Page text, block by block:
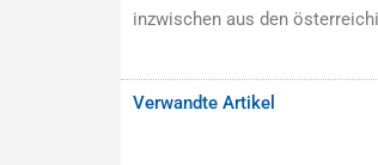
inzwischen aus den
Verwandte Artikel